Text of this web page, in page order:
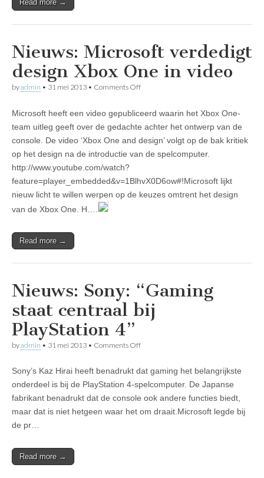
Read more →
Nieuws: Microsoft verdedigt
design Xbox One in video
byadmin • 31 mei 2013 • Comments Offon
verdedigt
design
One
in
Microsoft heeft een video gepubliceerd waarin het Xbox One-
team uitleg geeft over de gedachte achter het ontwerp van de
console. De video ‘Xbox One and design’ volgt op de bak kritiek
op het design na de introductie van de spelcomputer.
http://www.youtube.com/watch?
feature=player_embedded&v=1BlhvX0D6ow#!Microsoft lijkt
nieuw licht te willen werpen op de keuzes omtrent het design
van de Xbox One. H….
Read more →
Nieuws: Sony: “Gaming
staat centraal bij
PlayStation 4”
byadmin • 31 mei 2013 • Comments Offon
“Gaming
staat
bij
PlayStation
Sony’s Kaz Hirai heeft benadrukt dat gaming het belangrijkste
onderdeel is bij de PlayStation 4-spelcomputer. De Japanse
fabrikant benadrukt dat de console ook andere functies biedt,
maar dat is niet hetgeen waar het om draait.Microsoft legde bij
de pr…
Read more →